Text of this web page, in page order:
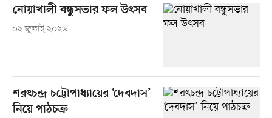
নোয়াখালী বন্ধুসভার ফল উৎসব
০২ জুলাই ২০২৬
শরৎচন্দ্র চট্টোপাধ্যায়ের ‘দেবদাস’
নিয়ে পাঠচক্র